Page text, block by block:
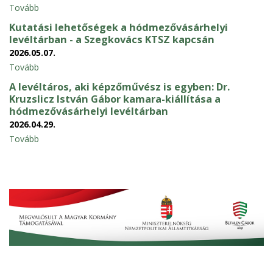
Tovább
Kutatási lehetőségek a hódmezővásárhelyi
levéltárban - a Szegkovács KTSZ kapcsán
2026.05.07.
Tovább
A levéltáros, aki képzőművész is egyben: Dr.
Kruzslicz István Gábor kamara-kiállítása a
hódmezővásárhelyi levéltárban
2026.04.29.
Tovább